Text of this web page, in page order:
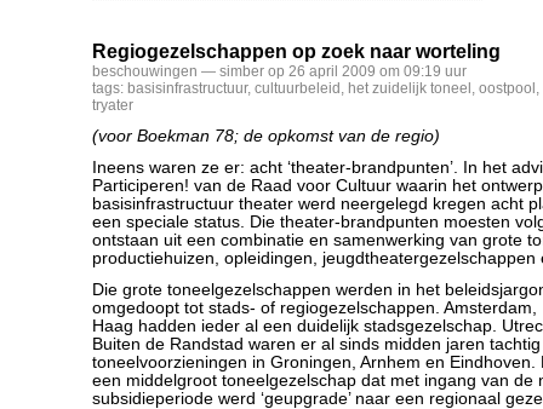
Regiogezelschappen op zoek naar worteling
beschouwingen — simber op 26 april 2009 om 09:19 uur
tags: basisinfrastructuur, cultuurbeleid , het zuidelijk toneel , oostpool ,
tryater
(voor Boekman 78; de opkomst van de regio)
Ineens waren ze er: acht ‘theater-brandpunten’. In het
Participeren! van de Raad voor Cultuur waarin het
basisinfrastructuur theater werd neergelegd kregen acht
een speciale status. Die theater-brandpunten moesten
ontstaan uit een combinatie en samenwerking van grote
productiehuizen, opleidingen, jeugdtheatergezelschappen
Die grote toneelgezelschappen werden in het
omgedoopt tot stads- of regiogezelschappen.
Haag hadden ieder al een duidelijk stadsgezelschap.
Buiten de Randstad waren er al sinds midden jaren
toneelvoorzieningen in Groningen, Arnhem en Eindhoven.
een middelgroot toneelgezelschap dat met ingang van de
subsidieperiode werd ‘geupgrade’ naar een regionaal